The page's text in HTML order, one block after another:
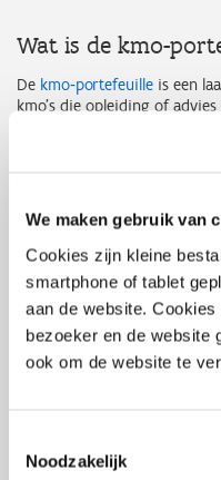
We maken gebruik van
Cookies zijn kleine
smartphone of tablet
aan de website.
bezoeker en de website
ook om de website te
Noodzakelijk
Wat is de kmo-
De kmo‐portefeuille is een
kmo’s die opleiding of
ondernemingen genieten
onderneming 20% steun.
In 2024 diende bijna 55.000
aanvragen in voor de kmo-
Wat zijn erkende
Maatwerkbedrijven zijn
om doelgroepwerknemers
arbeidsmarkt – te laten
infrastructuur. Alle